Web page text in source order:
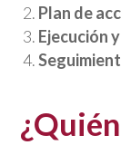
Plan de
Ejecución